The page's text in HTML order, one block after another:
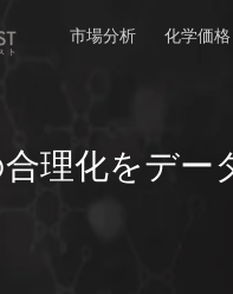
市場分析 化学価格
理化をデー